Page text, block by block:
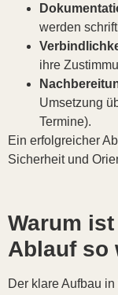
werden
ihre
Umsetzung
Termine).
Ein erfolgreicher
Sicherheit und
Warum
Ablauf so
Der klare Aufbau